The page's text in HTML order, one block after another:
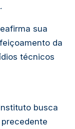
sua
da
técnicos
Instituto busca